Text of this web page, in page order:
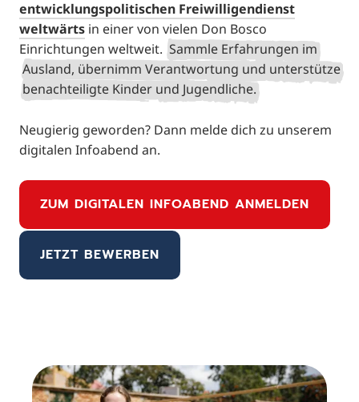
entwicklungspolitischen Freiwilligendienst
weltwärts in einer von vielen Don Bosco
Einrichtungen weltweit. Sammle Erfahrungen im
Ausland, übernimm Verantwortung und unterstütze
benachteiligte Kinder und Jugendliche.
Neugierig geworden? Dann melde dich zu unserem
digitalen Infoabend an.
ZUM DIGITALEN INFOABEND ANMELDEN
JETZT BEWERBEN